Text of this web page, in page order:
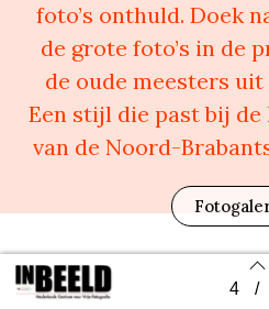
Back to index 4 /
foto’s onthuld. Doek
de grote foto’s in de
de oude meesters uit
Een stijl die past bij de
van de Noord-